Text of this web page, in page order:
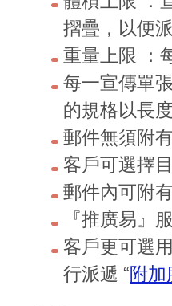
摺疊，以便
重量上限 ：
每一宣傳單
的規格以長
郵件無須附
客戶可選擇
郵件內可附
『推廣易』
客戶更可選
行派遞 “附